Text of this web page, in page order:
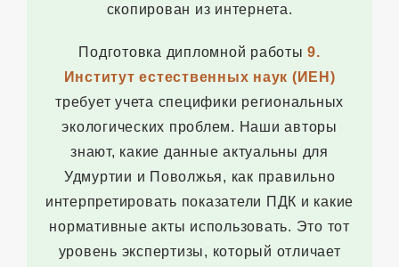
скопирован из интернета.
Подготовка дипломной работы9.
Институт естественных наук (ИЕН)
требует учета специфики региональных
экологических проблем. Наши авторы
знают, какие данные актуальны для
Удмуртии и Поволжья, как правильно
интерпретировать показатели ПДК и какие
нормативные акты использовать. Это тот
уровень экспертизы, который отличает